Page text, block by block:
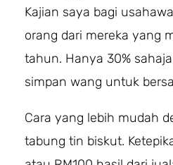
Kajian saya bagi
orang dari mereka yang
tahun. Hanya 30%
simpan wang untuk
Cara yang lebih mudah
tabung tin biskut.